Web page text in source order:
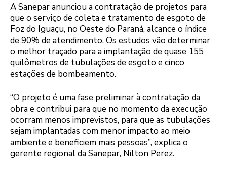
A Sanepar anunciou a contratação de projetos para
que o serviço de coleta e tratamento de esgoto de
Foz do Iguaçu, no Oeste do Paraná, alcance o índice
de 90% de atendimento. Os estudos vão determinar
o melhor traçado para a implantação de quase 155
quilômetros de tubulações de esgoto e cinco
estações de bombeamento.
“O projeto é uma fase preliminar à contratação da
obra e contribui para que no momento da execução
ocorram menos imprevistos, para que as tubulações
sejam implantadas com menor impacto ao meio
ambiente e beneficiem mais pessoas”, explica o
gerente regional da Sanepar, Nilton Perez.